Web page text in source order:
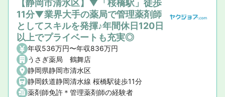
【静岡市清水区】▼「桜橋駅」徒歩
11分▼業界大手の薬局で管理薬剤師
としてスキルを発揮♪年間休日120日
以上でプライベートも充実◎
年収536万円〜年収836万円
うさぎ薬局 鶴舞店
静岡県静岡市清水区
静岡鉄道静岡清水線 桜橋駅徒歩11分
薬剤師免許＊管理薬剤師の経験者